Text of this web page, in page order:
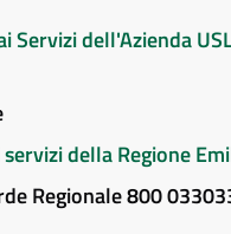
Servizi dell'Azienda
della Regione
Regionale 800